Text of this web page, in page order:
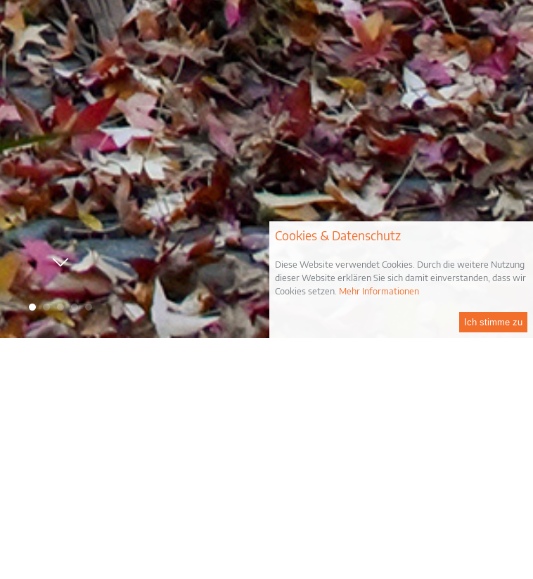
Cookies & Datenschutz
Diese Website verwendet Cookies. Durch die weitere Nutzung
dieser Website erklären Sie sich damit einverstanden, dass wir
Cookies setzen. Mehr Informationen
Ich stimme zu